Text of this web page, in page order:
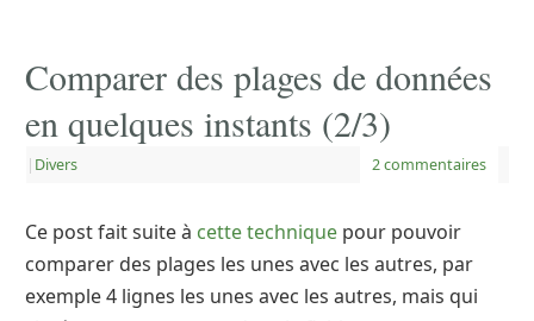
Comparer des plages de données
en quelques instants (2/3)
| Divers 2 commentaires
Ce post fait suite à cette technique pour pouvoir
comparer des plages les unes avec les autres, par
exemple 4 lignes les unes avec les autres, mais qui